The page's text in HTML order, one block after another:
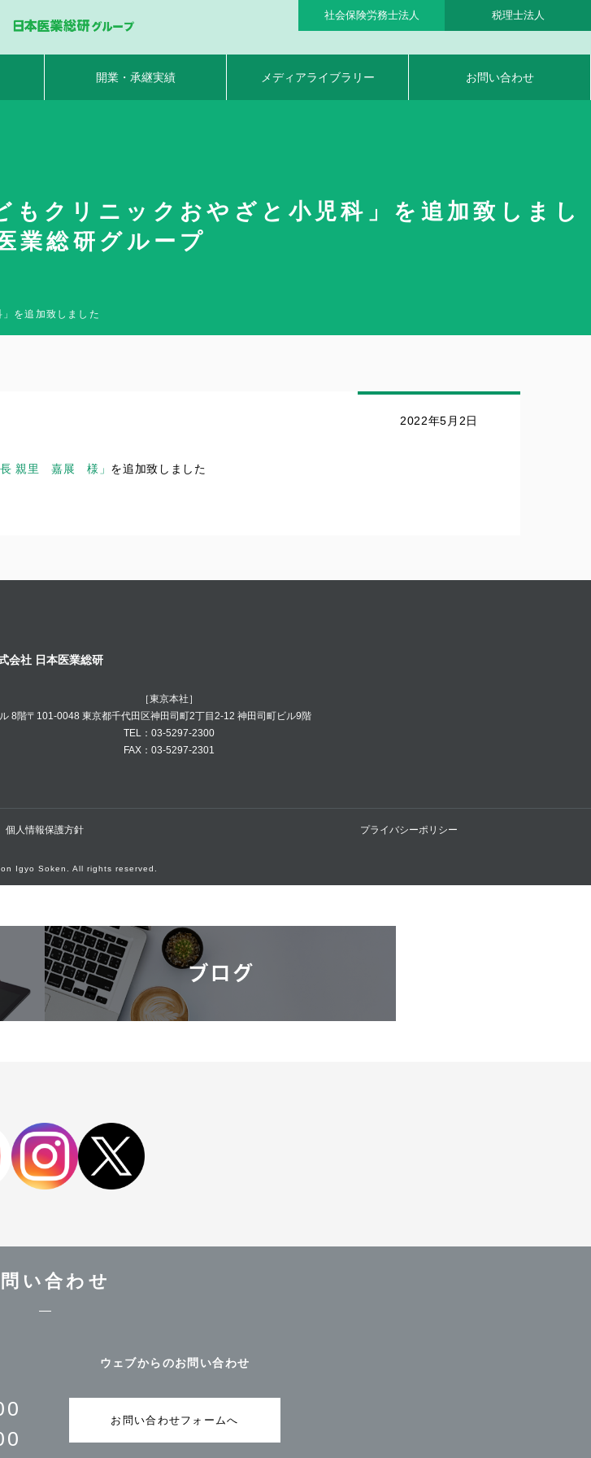
社会保険労務士法人 税理士法人
開業・承継実績 メディアライブラリー お問い合わせ
クリニックおやざと小児科」を追加致しまし
業総研グループ
を追加致しました
2022年5月2日
長 親里 嘉展 様」 を追加致しました
会社 日本医業総研
8階
［東京本社］
〒101-0048 東京都千代田区神田司町2丁目2-12 神田司町ビル9階
TEL：03-5297-2300
FAX：03-5297-2301
個人情報保護方針 プライバシーポリシー
Igyo Soken. All rights reserved.
い合わせ
ウェブからのお問い合わせ
お問い合わせフォームへ